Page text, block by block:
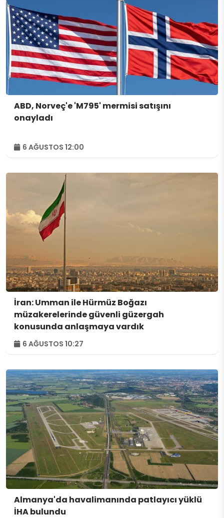
ABD, Norveç'e 'M795' mermisi satışını
onayladı
6 AĞUSTOS 12:00
İran: Umman ile Hürmüz Boğazı
müzakerelerinde güvenli güzergah
konusunda anlaşmaya vardık
6 AĞUSTOS 10:27
Almanya'da havalimanında patlayıcı yüklü
İHA bulundu